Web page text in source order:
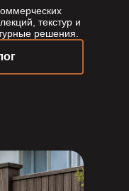
текстур и
решения.